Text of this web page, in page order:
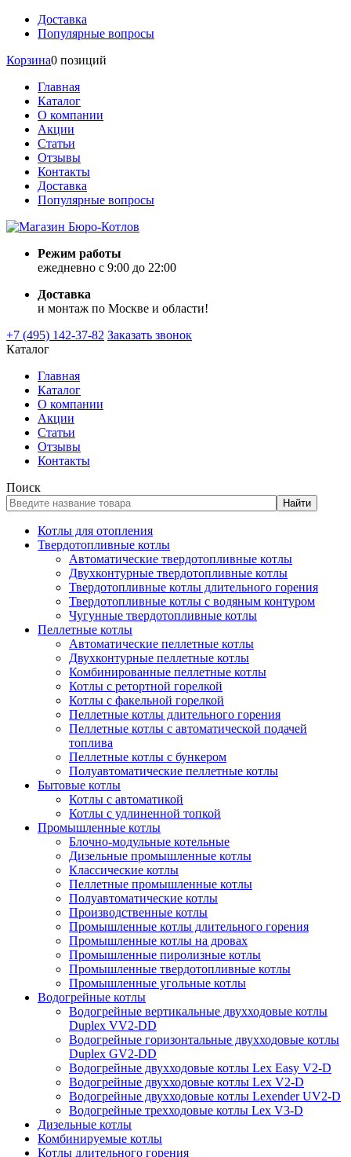
Доставка
Популярные вопросы
Корзина0 позиций
Главная
Каталог
О компании
Акции
Статьи
Отзывы
Контакты
Доставка
Популярные вопросы
Режим работы
ежедневно с 9:00 до 22:00
Доставка
и монтаж по Москве и области!
+7 (495) 142-37-82 Заказать звонок
Каталог
Главная
Каталог
О компании
Акции
Статьи
Отзывы
Контакты
Поиск
Найти
Котлы для отопления
Твердотопливные котлы
Автоматические твердотопливные котлы
Двухконтурные твердотопливные котлы
Твердотопливные котлы длительного горения
Твердотопливные котлы с водяным контуром
Чугунные твердотопливные котлы
Пеллетные котлы
Автоматические пеллетные котлы
Двухконтурные пеллетные котлы
Комбинированные пеллетные котлы
Котлы с ретортной горелкой
Котлы с факельной горелкой
Пеллетные котлы длительного горения
Пеллетные котлы с автоматической подачей
топлива
Пеллетные котлы с бункером
Полуавтоматические пеллетные котлы
Бытовые котлы
Котлы с автоматикой
Котлы с удлиненной топкой
Промышленные котлы
Блочно-модульные котельные
Дизельные промышленные котлы
Классические котлы
Пеллетные промышленные котлы
Полуавтоматические котлы
Производственные котлы
Промышленные котлы длительного горения
Промышленные котлы на дровах
Промышленные пиролизные котлы
Промышленные твердотопливные котлы
Промышленные угольные котлы
Водогрейные котлы
Водогрейные вертикальные двухходовые котлы
Duplex VV2-DD
Водогрейные горизонтальные двухходовые котлы
Duplex GV2-DD
Водогрейные двухходовые котлы Lex Easy V2-D
Водогрейные двухходовые котлы Lex V2-D
Водогрейные двухходовые котлы Lexender UV2-D
Водогрейные трехходовые котлы Lex V3-D
Дизельные котлы
Комбинируемые котлы
Котлы длительного горения